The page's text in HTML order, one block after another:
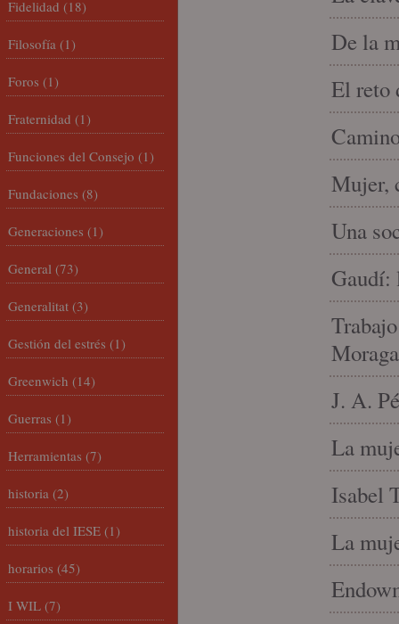
De la
El reto
Mujer,
Una
Gaudí:
J. A.
La
Isabel
La
Fidelidad (18)
Filosofía (1)
Foros (1)
Fraternidad (1)
Funciones del Consejo (1)
Fundaciones (8)
Generaciones (1)
General (73)
Generalitat (3)
Gestión del estrés (1)
Greenwich (14)
Guerras (1)
Herramientas (7)
historia (2)
historia del IESE (1)
horarios (45)
I WIL (7)